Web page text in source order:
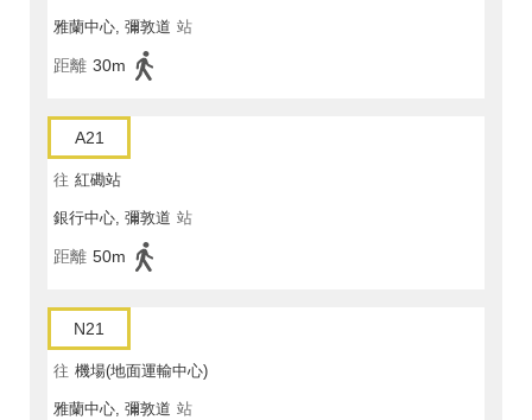
雅蘭中心, 彌敦道 站
距離 30m
A21
往 紅磡站
銀行中心, 彌敦道 站
距離 50m
N21
往 機場(地面運輸中心)
雅蘭中心, 彌敦道 站